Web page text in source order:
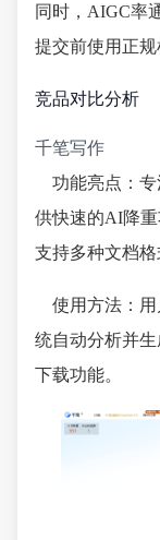
同时，AIGC率
提交前使用正规
竞品对比分析
千笔写作
功能亮点：
供快速的AI降重
支持多种文档格
使用方法：
统自动分析并
下载功能。